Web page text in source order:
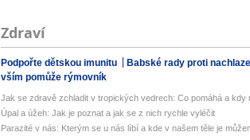
Zdraví
Podpořte dětskou imunitu
Babské rady proti
vším pomůže rýmovník
Jak se zdravě zchladit v tropických vedrech: Co pomáhá a kdy
Úpal a úžeh: Jak je poznat a jak se z nich rychle vyléčit
Parazité v nás: Kterým se u nás líbí a kde v našem těle je